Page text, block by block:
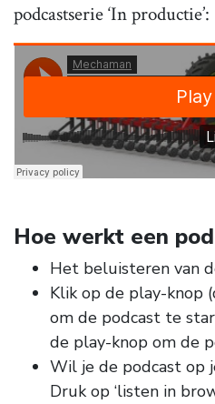
podcastserie ‘In productie’:
Hoe werkt een
Het beluisteren van
Klik op de play-knop
om de podcast te
de play-knop om de
Wil je de podcast op
Druk op ‘listen in